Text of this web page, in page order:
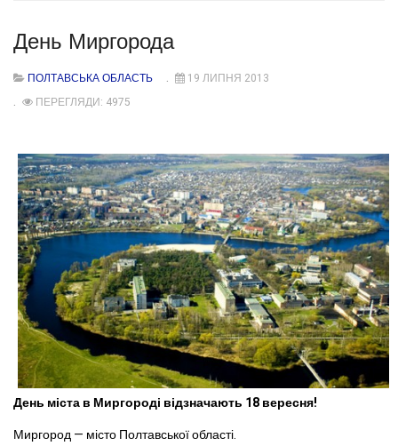
День Миргорода
ПОЛТАВСЬКА ОБЛАСТЬ
19 ЛИПНЯ 2013
ПЕРЕГЛЯДИ: 4975
День міста в Миргороді відзначають 18 вересня!
Миргород — місто Полтавської області.